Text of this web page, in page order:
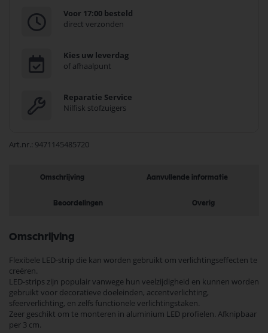
Voor 17:00 besteld
direct verzonden
Kies uw leverdag
of afhaalpunt
Reparatie Service
Nilfisk stofzuigers
Art.nr. 9471145485720
Omschrijving Aanvullende informatie
Beoordelingen Overig
Omschrijving
Flexibele LED-strip die kan worden gebruikt om verlichtingseffecten te
creëren.
LED-strips zijn populair vanwege hun veelzijdigheid en kunnen worden
gebruikt voor decoratieve doeleinden, accentverlichting,
sfeerverlichting, en zelfs functionele verlichtingstaken.
Zeer geschikt om te monteren in aluminium LED profielen. Afknipbaar
per 3 cm.